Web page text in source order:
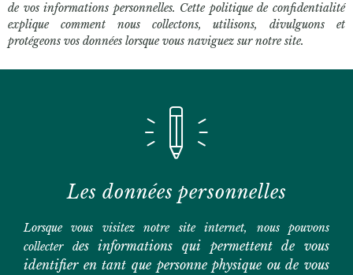
de vos informations personnelles. Cette politique de confidentialité
explique comment nous collectons, utilisons, divulguons et
protégeons vos données lorsque vous naviguez sur notre site.
Les données personnelles
Lorsque vous visitez notre site internet, nous pouvons
collecter des informations qui permettent de vous
identifier en tant que personne physique ou de vous